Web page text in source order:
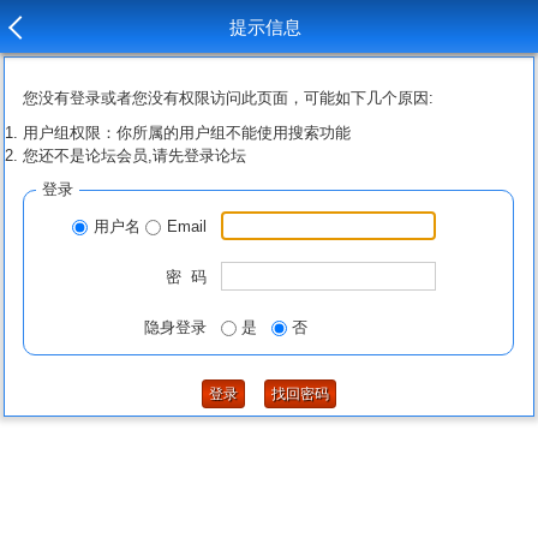
提示信息
您没有登录或者您没有权限访问此页面，可能如下几个原因:
用户组权限：你所属的用户组不能使用搜索功能
您还不是论坛会员,请先登录论坛
登录
用户名 Email
密 码
隐身登录 是 否